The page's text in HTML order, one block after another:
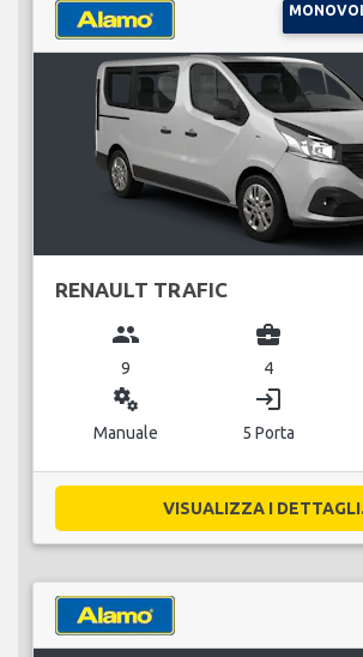
RENAULT TRAFIC
group
9
business_center
4
miscellaneous_services
Manuale
login
5 Porta
VISUALIZZA I